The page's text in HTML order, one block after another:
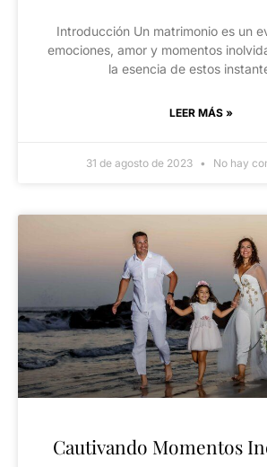
Introducción Un matrimonio es un
emociones, amor y momentos
la esencia de estos
LEER MÁS »
31 de agosto de 2023 No hay
Cautivando Momentos